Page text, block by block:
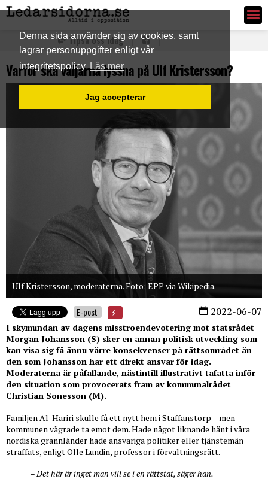
Denna sida använder sig av cookies, samt
lagrar personuppgifter enligt vår
integritetspolicyLäs mer
Jag accepterar
Ledarsidorna.se
Tipsa oss idag
Varför ska väljarna lyssna på Ulf Kristersson?
Ulf Kristersson, moderaterna. Foto: EPP via Wikipedia.
2022-06-07
E-post
I skymundan av dagens misstroendevotering mot statsrådet
Morgan Johansson (S) sker en annan politisk utveckling som
kan visa sig få ännu värre konsekvenser på rättsområdet än
den som Johansson har ett direkt ansvar för idag.
Moderaterna är påfallande, nästintill illustrativt tafatta inför
den situation som provocerats fram av kommunalrådet
Christian Sonesson (M).
Familjen Al-Hariri skulle få ett nytt hem i Staffanstorp – men
kommunen vägrade ta emot dem. Hade något liknande hänt i våra
nordiska grannländer hade ansvariga politiker eller tjänstemän
straffats, enligt Olle Lundin, professor i förvaltningsrätt.
– Det här är inget man vill se i en rättstat, säger han.